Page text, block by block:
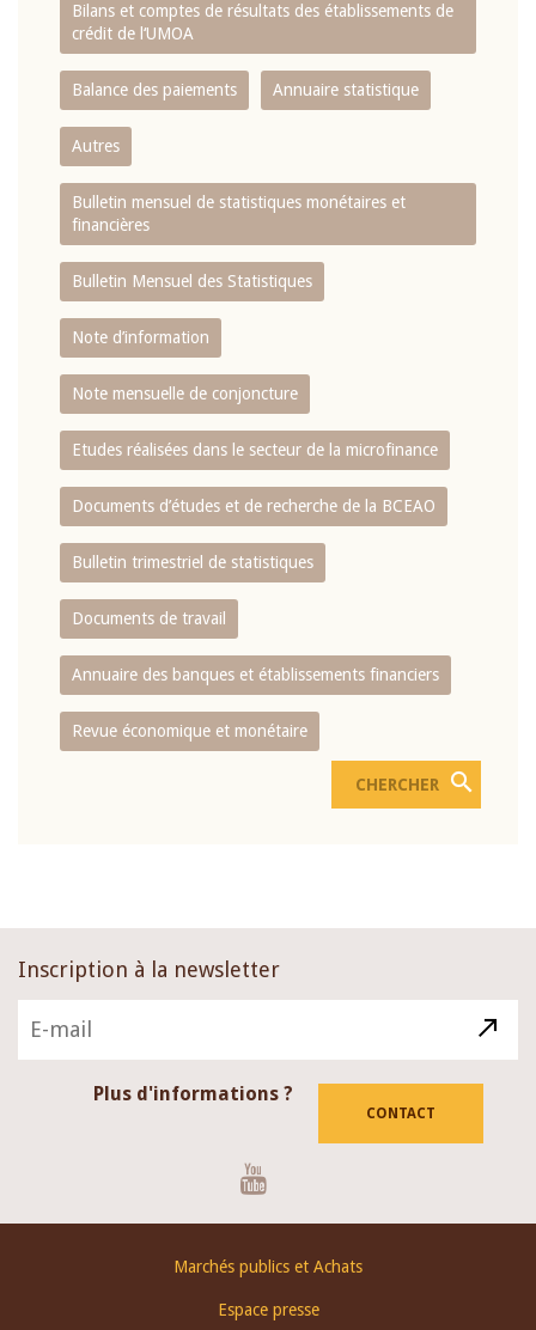
Bilans et comptes de résultats des établissements de
crédit de l‘UMOA
Balance des paiements Annuaire statistique
Autres
Bulletin mensuel de statistiques monétaires et
financières
Bulletin Mensuel des Statistiques
Note d’information
Note mensuelle de conjoncture
Etudes réalisées dans le secteur de la microfinance
Documents d’études et de recherche de la BCEAO
Bulletin trimestriel de statistiques
Documents de travail
Annuaire des banques et établissements financiers
Revue économique et monétaire
Inscription à la newsletter
Plus d'informations ?
CONTACT
Marchés publics et Achats
Espace presse